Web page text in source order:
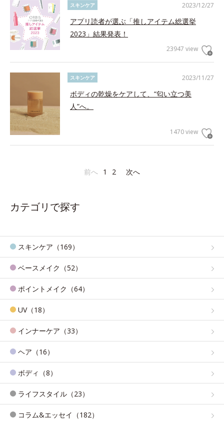
2023/12/27
スキンケア
アプリ読者が選ぶ「推しアイテム総選挙
2023」結果発表！
23947 view
2023/11/27
スキンケア
ボディの乾燥をケアして、“匂い立つ美
人”へ。
1470 view
前へ 1 2 次へ
カテゴリで探す
スキンケア（169）
ベースメイク（52）
ポイントメイク（64）
UV（18）
インナーケア（33）
ヘア（16）
ボディ（8）
ライフスタイル（23）
コラム&エッセイ（182）